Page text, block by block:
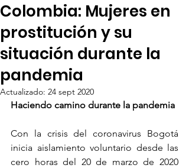
Colombia: Mujeres en
prostitución y su
situación durante la
pandemia
Actualizado: 24 sept 2020
Haciendo camino durante la pandemia
Con la crisis del coronavirus Bogotá
inicia aislamiento voluntario desde las
cero horas del 20 de marzo de 2020